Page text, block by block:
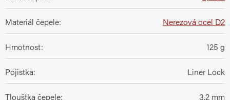
Materiál čepele: Nerezová ocel D2
Hmotnost: 125 g
Pojistka: Liner Lock
Tloušťka čepele: 3,2 mm